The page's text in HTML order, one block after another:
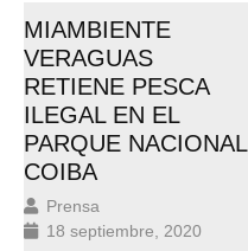
MIAMBIENTE
VERAGUAS
RETIENE PESCA
ILEGAL EN EL
PARQUE NACIONAL
COIBA
Prensa
18 septiembre, 2020